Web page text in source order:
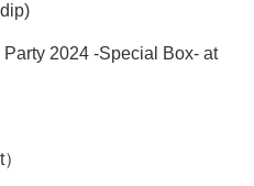
2024 -Special Box- at